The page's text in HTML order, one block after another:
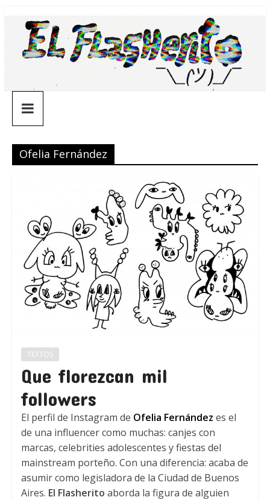
contenido
¯\_(ツ)_/
¯
Ofelia Fernández
TEXTOS
Que florezcan mil
followers
El perfil de Instagram de Ofelia Fernández es el
de una influencer como muchas: canjes con
marcas, celebrities adolescentes y fiestas del
mainstream porteño. Con una diferencia: acaba de
asumir como legisladora de la Ciudad de Buenos
Aires. El Flasherito aborda la figura de alguien